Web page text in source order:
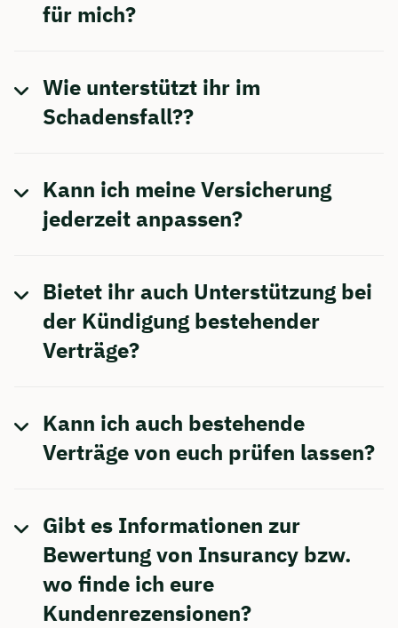
für mich?
Wie unterstützt ihr im
Schadensfall??
Kann ich meine Versicherung
jederzeit anpassen?
Bietet ihr auch Unterstützung bei
der Kündigung bestehender
Verträge?
Kann ich auch bestehende
Verträge von euch prüfen lassen?
Gibt es Informationen zur
Bewertung von Insurancy bzw.
wo finde ich eure
Kundenrezensionen?